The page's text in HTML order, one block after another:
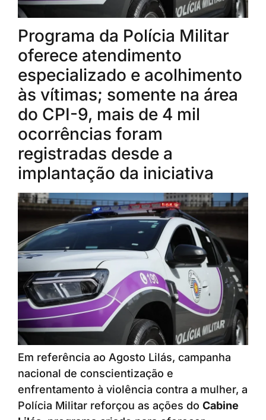
Programa da Polícia Militar
oferece atendimento
especializado e acolhimento
às vítimas; somente na área
do CPI-9, mais de 4 mil
ocorrências foram
registradas desde a
implantação da iniciativa
Em referência ao Agosto Lilás, campanha
nacional de conscientização e
enfrentamento à violência contra a mulher, a
Polícia Militar reforçou as ações do Cabine